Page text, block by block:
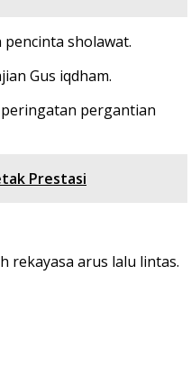
sholawat.
Gus iqdham.
pergantian
Prestasi
rekayasa arus lalu lintas.